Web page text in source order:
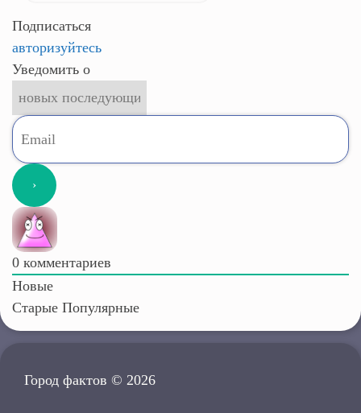
Подписаться
авторизуйтесь
Уведомить о
0 комментариев
Новые
Старые Популярные
Город фактов © 2026